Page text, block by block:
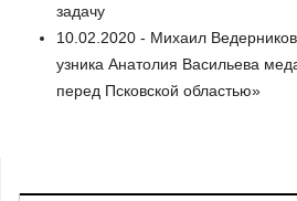
задачу
10.02.2020 - Михаил
узника Анатолия Васильева
перед Псковской областью»